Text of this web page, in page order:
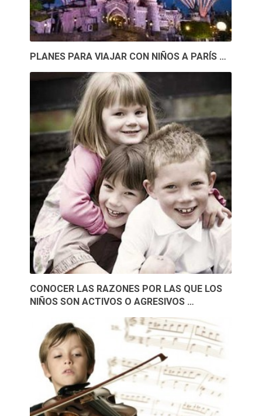
PLANES PARA VIAJAR CON NIÑOS A PARÍS …
CONOCER LAS RAZONES POR LAS QUE LOS
NIÑOS SON ACTIVOS O AGRESIVOS …